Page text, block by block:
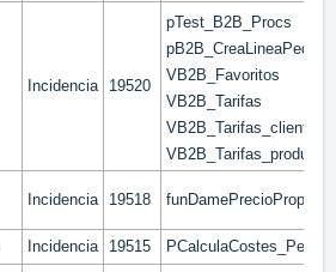
Incidencia 19520
pTest_B2B_Procs
VB2B_Favoritos
VB2B_Tarifas
VB2B_Tarifas_clientes
Incidencia 19518
Incidencia 19515